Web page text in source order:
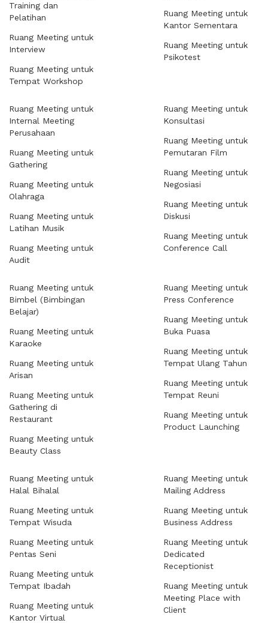
Training dan
Pelatihan
Ruang Meeting untuk
Interview
Ruang Meeting untuk
Tempat Workshop
Ruang Meeting untuk
Kantor Sementara
Ruang Meeting untuk
Psikotest
Ruang Meeting untuk
Internal Meeting
Perusahaan
Ruang Meeting untuk
Gathering
Ruang Meeting untuk
Olahraga
Ruang Meeting untuk
Latihan Musik
Ruang Meeting untuk
Audit
Ruang Meeting untuk
Konsultasi
Ruang Meeting untuk
Pemutaran Film
Ruang Meeting untuk
Negosiasi
Ruang Meeting untuk
Diskusi
Ruang Meeting untuk
Conference Call
Ruang Meeting untuk
Bimbel (Bimbingan
Belajar)
Ruang Meeting untuk
Karaoke
Ruang Meeting untuk
Arisan
Ruang Meeting untuk
Gathering di
Restaurant
Ruang Meeting untuk
Beauty Class
Ruang Meeting untuk
Press Conference
Ruang Meeting untuk
Buka Puasa
Ruang Meeting untuk
Tempat Ulang Tahun
Ruang Meeting untuk
Tempat Reuni
Ruang Meeting untuk
Product Launching
Ruang Meeting untuk
Halal Bihalal
Ruang Meeting untuk
Tempat Wisuda
Ruang Meeting untuk
Pentas Seni
Ruang Meeting untuk
Tempat Ibadah
Ruang Meeting untuk
Kantor Virtual
Ruang Meeting untuk
Mailing Address
Ruang Meeting untuk
Business Address
Ruang Meeting untuk
Dedicated
Receptionist
Ruang Meeting untuk
Meeting Place with
Client